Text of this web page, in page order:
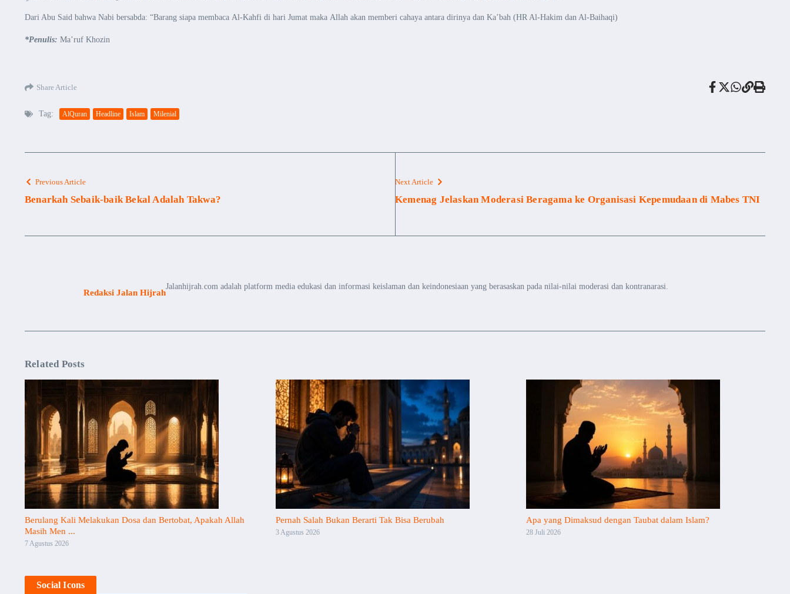
Dari Abu Said bahwa Nabi bersabda: “Barang siapa membaca Al-Kahfi di hari Jumat maka Allah akan memberi cahaya antara dirinya dan Ka’bah (HR Al-Hakim dan Al-Baihaqi)
*Penulis: Ma’ruf Khozin
Share Article
Tag: AlQuran Headline Islam Milenial
Previous Article
Benarkah Sebaik-baik Bekal Adalah Takwa?
Next Article
Kemenag Jelaskan Moderasi Beragama ke Organisasi Kepemudaan di Mabes TNI
Redaksi Jalan Hijrah
Jalanhijrah.com adalah platform media edukasi dan informasi keislaman dan keindonesiaan yang berasaskan pada nilai-nilai moderasi dan kontranarasi.
Related Posts
Berulang Kali Melakukan Dosa dan Bertobat, Apakah Allah
Masih Men ...
7 Agustus 2026
Pernah Salah Bukan Berarti Tak Bisa Berubah
3 Agustus 2026
Apa yang Dimaksud dengan Taubat dalam Islam?
28 Juli 2026
Social Icons